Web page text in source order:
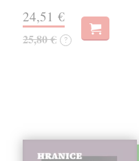
24,51 €
25,80 € ?